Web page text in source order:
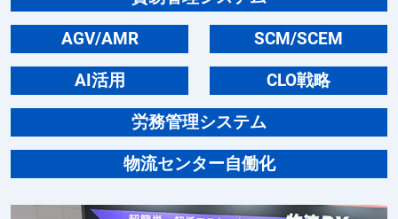
AGV/AMR SCM/SCEM
AI活用 CLO戦略
労務管理システム
物流センター自働化